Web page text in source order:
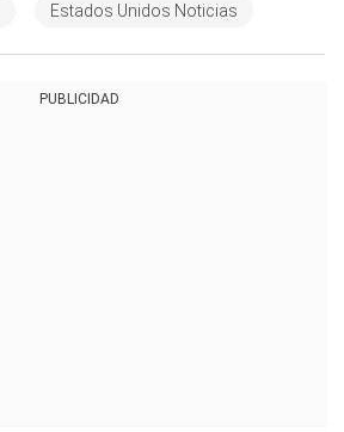
Estados Unidos Noticias
PUBLICIDAD